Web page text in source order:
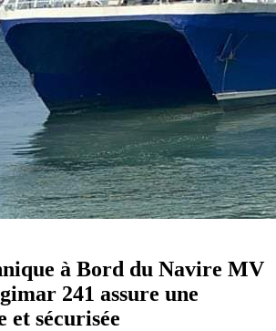
à Bord du Navire MV
241 assure une
et sécurisée